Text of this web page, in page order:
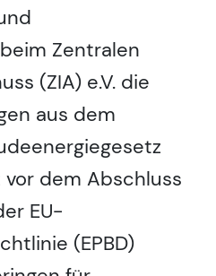
Zentralen
(ZIA) e.V. die
aus dem
vor dem Abschluss
EU-
(EPBD)